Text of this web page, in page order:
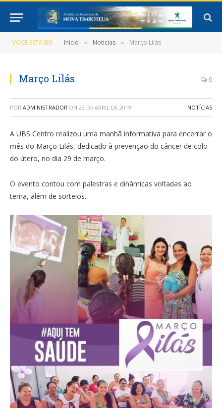
VOCÊ ESTÁ EM: Início » Notícias » Março Lilás
Março Lilás 0
POR ADMINISTRADOR ON 23 DE ABRIL DE 2019 NOTÍCIAS
A UBS Centro realizou uma manhã informativa para encerrar o
mês do Março Lilás, dedicado à prevenção do câncer de colo
do útero, no dia 29 de março.
O evento contou com palestras e dinâmicas voltadas ao
tema, além de sorteios.